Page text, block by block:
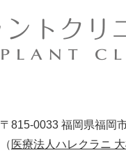
〒815-0033 福岡県福岡
（ 医療法人ハレクラニ